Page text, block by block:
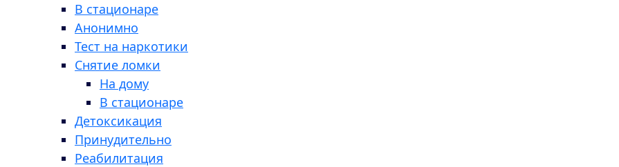
В стационаре
Анонимно
Тест на наркотики
Снятие ломки
На дому
В стационаре
Детоксикация
Принудительно
Реабилитация